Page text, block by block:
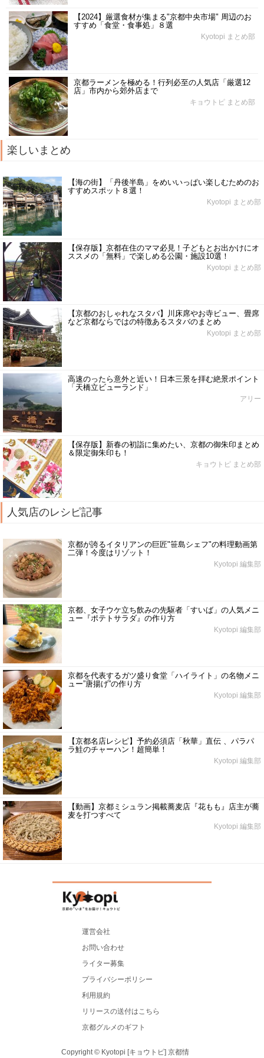
【2024】厳選食材が集まる"京都中央市場" 周辺のお
すすめ「食堂・食事処」８選
Kyotopi まとめ部
京都ラーメンを極める！行列必至の人気店「厳選12
店」市内から郊外店まで
キョウトピ まとめ部
楽しいまとめ
【海の街】「丹後半島」をめいいっぱい楽しむためのお
すすめスポット８選！
Kyotopi まとめ部
【保存版】京都在住のママ必見！子どもとお出かけにオ
ススメの「無料」で楽しめる公園・施設10選！
Kyotopi まとめ部
【京都のおしゃれなスタバ】川床席やお寺ビュー、畳席
など京都ならではの特徴あるスタバのまとめ
Kyotopi まとめ部
高速のったら意外と近い！日本三景を拝む絶景ポイント
「天橋立ビューランド」
アリー
【保存版】新春の初詣に集めたい、京都の御朱印まとめ
＆限定御朱印も！
キョウトピ まとめ部
人気店のレシピ記事
京都が誇るイタリアンの巨匠"笹島シェフ"の料理動画第
二弾！今度はリゾット！
Kyotopi 編集部
京都、女子ウケ立ち飲みの先駆者「すいば」の人気メニ
ュー『ポテトサラダ』の作り方
Kyotopi 編集部
京都を代表するガツ盛り食堂「ハイライト」の名物メニ
ュー”唐揚げ”の作り方
Kyotopi 編集部
【京都名店レシピ】予約必須店「秋華」直伝 、パラパ
ラ鮭のチャーハン！超簡単！
Kyotopi 編集部
【動画】京都ミシュラン掲載蕎麦店『花もも』店主が蕎
麦を打つすべて
Kyotopi 編集部
運営会社
お問い合わせ
ライター募集
プライバシーポリシー
利用規約
リリースの送付はこちら
京都グルメのギフト
Copyright © Kyotopi [キョウトピ] 京都情